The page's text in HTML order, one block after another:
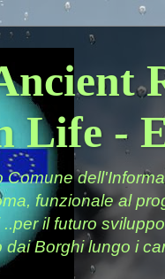
Life -
Comune
funzionale al
il futuro
Borghi lungo i